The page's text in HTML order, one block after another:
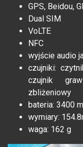
GPS, Beidou,
Dual SIM
VoLTE
NFC
wyjście audio
czujniki:
czujnik
zbliżeniowy
bateria: 3400
wymiary:
waga: 162 g